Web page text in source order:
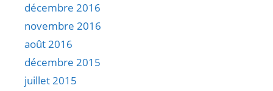
décembre 2016
novembre 2016
août 2016
décembre 2015
juillet 2015